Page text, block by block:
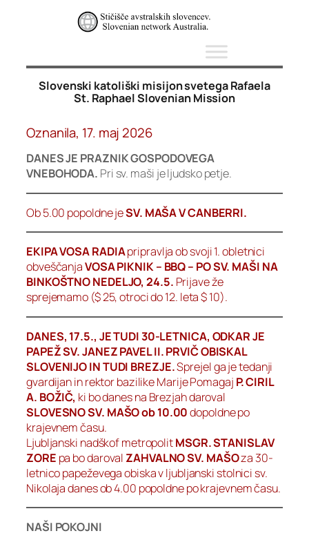
Slovenski katoliški misijon svetega Rafaela
St. Raphael Slovenian Mission
Oznanila, 17. maj 2026
DANES JE PRAZNIK GOSPODOVEGA
VNEBOHODA. Pri sv. maši je ljudsko petje.
Ob 5.00 popoldne jeSV. MAŠA V CANBERRI.
EKIPA VOSA RADIApripravlja ob svoji 1. obletnici
obveščanjaVOSA PIKNIK – BBQ – PO SV. MAŠI NA
BINKOŠTNO NEDELJO, 24.5. Prijave že
sprejemamo ($ 25, otroci do 12. leta $ 10).
DANES, 17.5., JE TUDI 30-LETNICA, ODKAR JE
PAPEŽ SV. JANEZ PAVEL II. PRVIČ OBISKAL
SLOVENIJO IN TUDI BREZJE.Sprejel ga je tedanji
gvardijan in rektor bazilike Marije Pomagaj P. CIRIL
A. BOŽIČ, ki bo danes na Brezjah daroval
SLOVESNO SV. MAŠO ob 10.00dopoldne po
krajevnem času.
Ljubljanski nadškof metropolitMSGR. STANISLAV
ZORE pa bo daroval ZAHVALNO SV. MAŠOza 30-
letnico papeževega obiska v ljubljanski stolnici sv.
Nikolaja danes ob 4.00 popoldne po krajevnem času.
NAŠI POKOJNI